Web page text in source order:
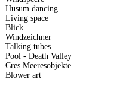
Husum dancing
Living space
Blick
Windzeichner
Talking tubes
Pool - Death Valley
Cres Meeresobjekte
Blower art